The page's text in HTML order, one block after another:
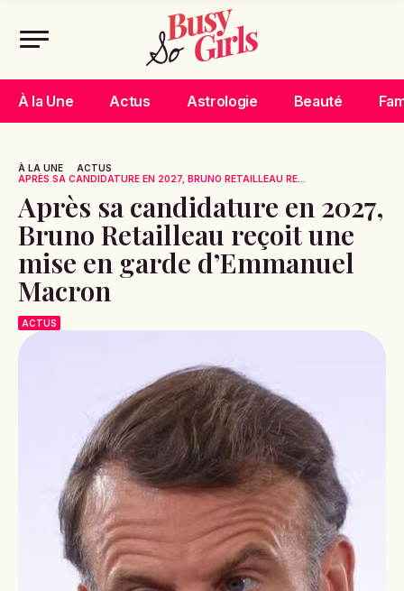
À la Une Actus Astrologie Beauté
À LA UNE
ACTUS
APRÈS SA CANDIDATURE EN 2027, BRUNO RETAILLEAU RE...
Après sa candidature en 2027,
Bruno Retailleau reçoit une
mise en garde d’Emmanuel
Macron
ACTUS